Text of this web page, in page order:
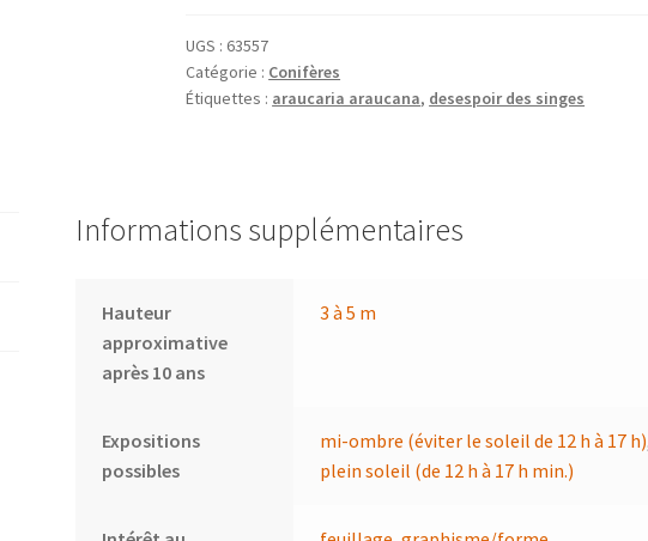
UGS : 63557
Catégorie : Conifères
Étiquettes : araucaria araucana, desespoir des singes
Informations supplémentaires
Hauteur
approximative
après 10 ans
3 à 5 m
Expositions
possibles
mi-ombre (éviter le soleil de 12 h à 17 h)
plein soleil (de 12 h à 17 h min.)